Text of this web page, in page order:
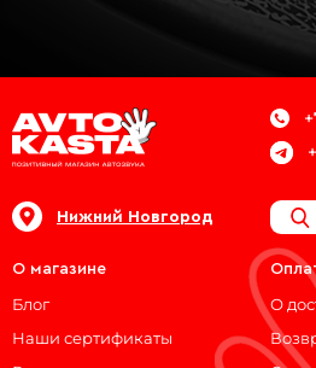
Нижний Новгород
О магазине
Блог
Наши сертификаты
О